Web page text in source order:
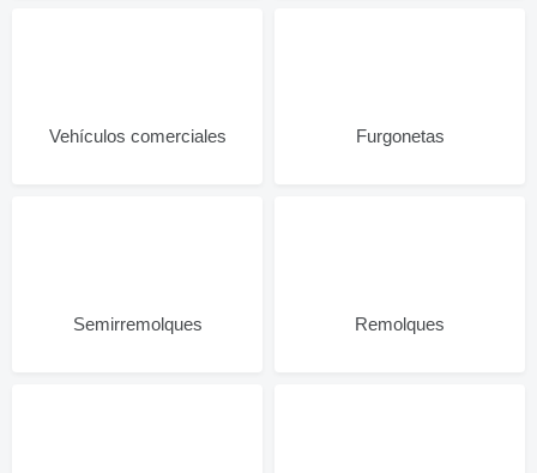
Vehículos comerciales Furgonetas
Semirremolques Remolques